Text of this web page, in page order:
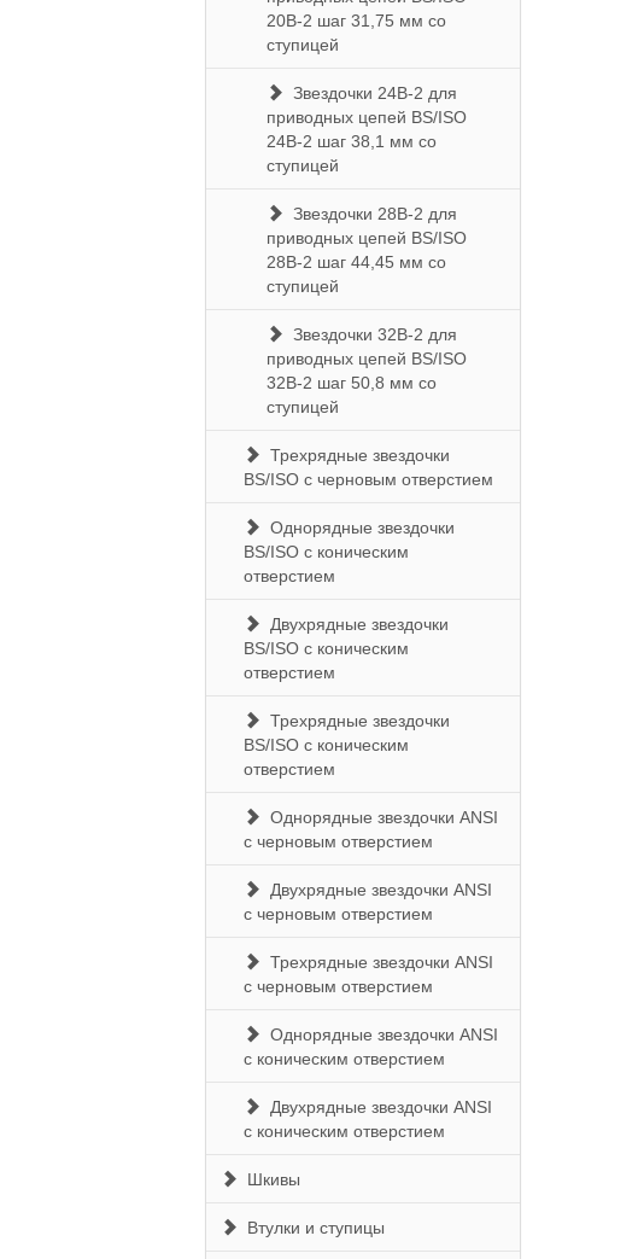
20B-2 шаг 31,75 мм со
ступицей
Звездочки 24B-2 для
приводных цепей BS/ISO
24B-2 шаг 38,1 мм со
ступицей
Звездочки 28B-2 для
приводных цепей BS/ISO
28B-2 шаг 44,45 мм со
ступицей
Звездочки 32B-2 для
приводных цепей BS/ISO
32B-2 шаг 50,8 мм со
ступицей
Трехрядные звездочки
BS/ISO с черновым отверстием
Однорядные звездочки
BS/ISO с коническим
отверстием
Двухрядные звездочки
BS/ISO с коническим
отверстием
Трехрядные звездочки
BS/ISO с коническим
отверстием
Однорядные звездочки ANSI
с черновым отверстием
Двухрядные звездочки ANSI
с черновым отверстием
Трехрядные звездочки ANSI
с черновым отверстием
Однорядные звездочки ANSI
с коническим отверстием
Двухрядные звездочки ANSI
с коническим отверстием
Шкивы
Втулки и ступицы